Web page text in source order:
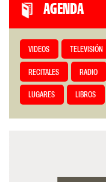
AGENDA
VIDEOS TELEVISIÓN
RECITALES RADIO
LUGARES LIBROS